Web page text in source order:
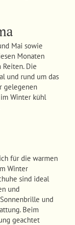
Mai sowie
Monaten
Reiten. Die
und rund um das
gelegenen
Winter kühl
für die warmen
Winter
sind ideal
und
und
Beim
geachtet